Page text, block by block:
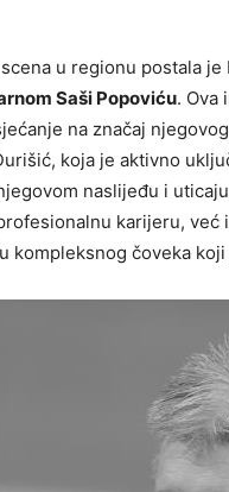
u regionu postala
Saši Popoviću. Ova
na značaj
koja je aktivno
naslijeđu i
karijeru,
kompleksnog čoveka